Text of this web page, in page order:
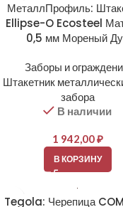
МеталлПрофиль:
Ellipse-O Ecosteel
0,5 мм Мореный
Заборы и
Штакетник
забора
В наличии
1 942,00₽
В КОРЗИНУ
Tegola: Черепица